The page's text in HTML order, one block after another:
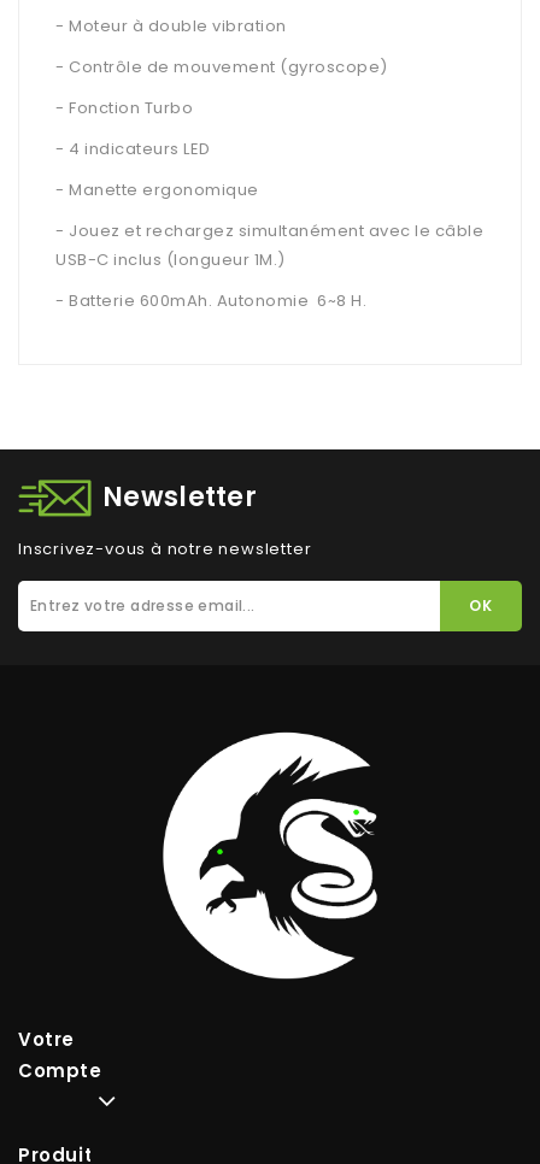
- Moteur à double vibration
- Contrôle de mouvement (gyroscope)
- Fonction Turbo
- 4 indicateurs LED
- Manette ergonomique
- Jouez et rechargez simultanément avec le câble
USB-C inclus (longueur 1M.)
- Batterie 600mAh. Autonomie 6~8 H.
Newsletter
Inscrivez-vous à notre newsletter
Votre
Compte
Produits